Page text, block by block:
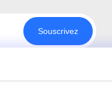
Souscrivez